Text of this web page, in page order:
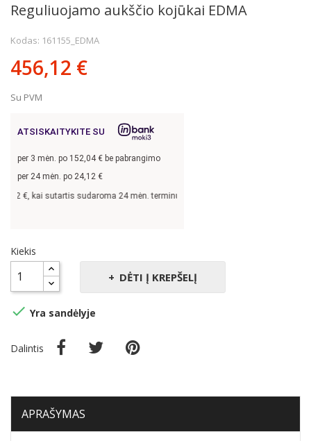
Reguliuojamo aukščio kojūkai EDMA
Kodas: 161155_EDMA
456,12 €
Su PVM
ATSISKAITYKITE SU
per 3 mėn. po 152,04€ be pabrangimo
per 24 mėn. po 24,12 €
€, kai sutartis sudaroma 24 mėn. terminui, metinė palūkanų norma –
Kiekis
DĖTI Į KREPŠELĮ
 Yra sandėlyje
Dalintis
APRAŠYMAS